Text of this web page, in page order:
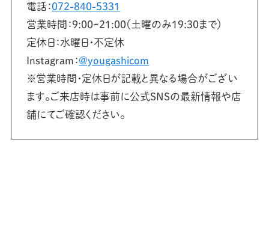
電話：072-840-5331
営業時間：9:00~21:00（土曜のみ19:30まで）
定休日：水曜日・不定休
Instagram：@yougashicom
※営業時間・定休日が記載と異なる場合がござい
ます。ご来店時は事前に公式SNSの最新情報や店
舗にてご確認ください。